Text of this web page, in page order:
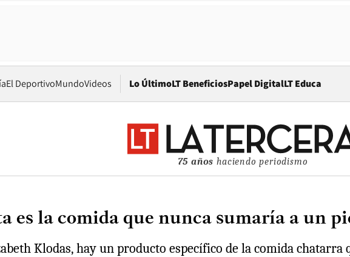
El DeportivoMundoVideos Lo ÚltimoLT BeneficiosPapel DigitalOpens in new
LT Educa
75 años haciendo periodismo
es la comida que nunca sumaría a un
Klodas, hay un producto específico de la comida